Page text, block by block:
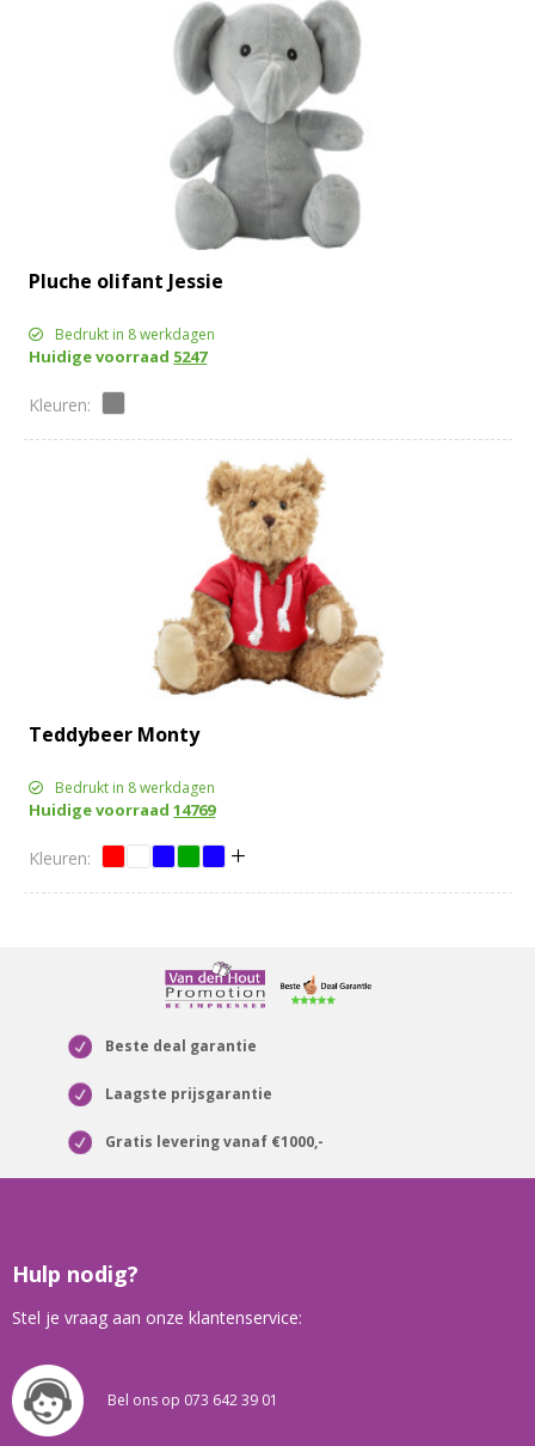
Pluche olifant Jessie
Bedrukt in 8 werkdagen
Huidige voorraad 5247
Teddybeer Monty
Bedrukt in 8 werkdagen
Huidige voorraad14769
Beste deal garantie
Laagste prijsgarantie
Gratis levering vanaf €1000,-
Hulp nodig?
Stel je vraag aan onze klantenservice:
Bel ons op 073 642 39 01